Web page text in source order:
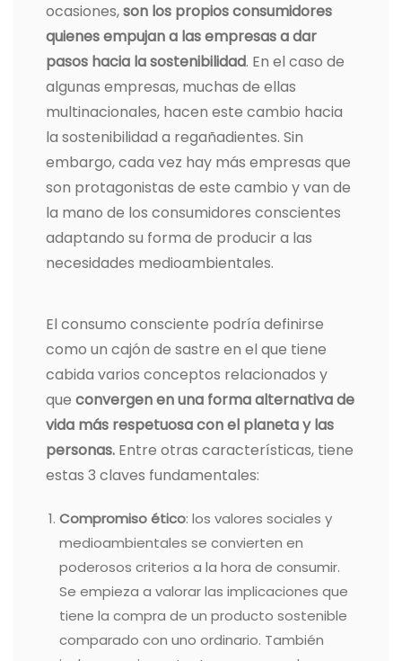
ocasiones,son los propios consumidores
quienes empujan a las empresas a dar
pasos hacia la sostenibilidad. En el caso de
algunas empresas, muchas de ellas
multinacionales, hacen este cambio hacia
la sostenibilidad a regañadientes. Sin
embargo, cada vez hay más empresas que
son protagonistas de este cambio y van de
la mano de los consumidores conscientes
adaptando su forma de producir a las
necesidades medioambientales.
El consumo consciente podría definirse
como un cajón de sastre en el que tiene
cabida varios conceptos relacionados y
que convergen en una forma alternativa de
vida más respetuosa con el planeta y las
personas. Entre otras características, tiene
estas 3 claves fundamentales:
Compromiso ético: los valores sociales y
medioambientales se convierten en
poderosos criterios a la hora de consumir.
Se empieza a valorar las implicaciones que
tiene la compra de un producto sostenible
comparado con uno ordinario. También